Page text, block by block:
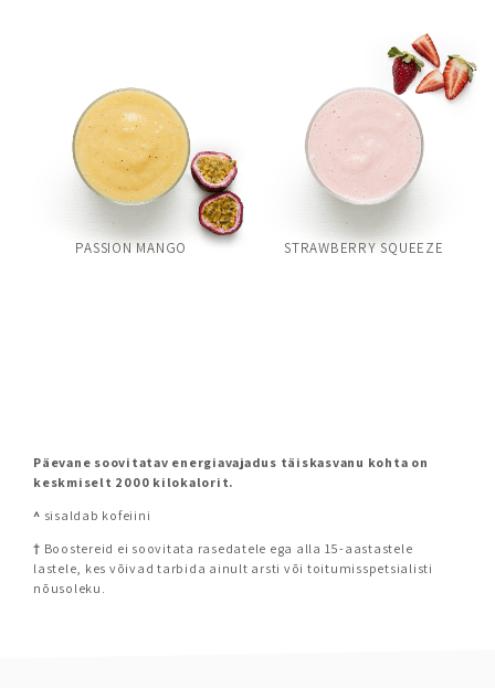
PASSION MANGO STRAWBERRY SQUEEZE
Päevane soovitatav energiavajadus täiskasvanu kohta on
keskmiselt 2000 kilokalorit.
^ sisaldab kofeiini
† Boostereid ei soovitata rasedatele ega alla 15-aastastele
lastele, kes võivad tarbida ainult arsti või toitumisspetsialisti
nõusoleku.